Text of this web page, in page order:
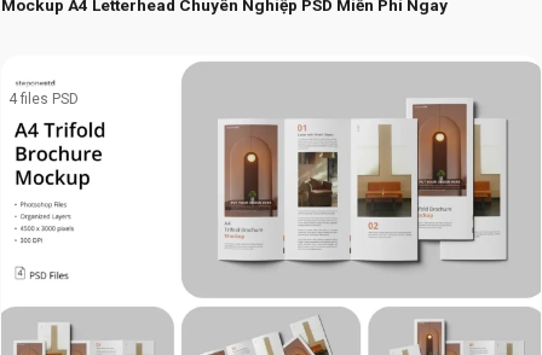
Mockup A4 Letterhead Chuyên Nghiệp PSD Miễn Phí Ngay
4 files PSD